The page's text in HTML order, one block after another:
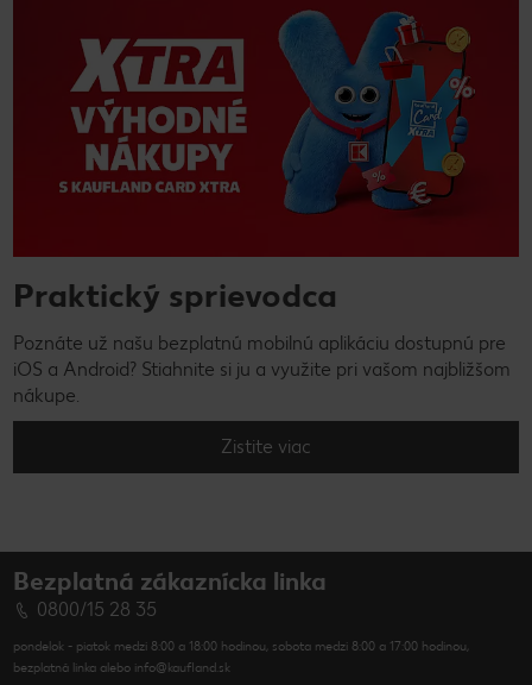
Praktický sprievodca
Poznáte už našu bezplatnú mobilnú aplikáciu dostupnú pre
iOS a Android? Stiahnite si ju a využite pri vašom najbližšom
nákupe.
Zistite viac
Bezplatná zákaznícka linka
0800/15 28 35
pondelok - piatok medzi 8:00 a 18:00 hodinou, sobota medzi 8:00 a 17:00 hodinou,
bezplatná linka alebo info@kaufland.sk